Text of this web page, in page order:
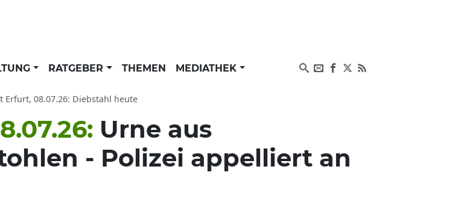
RATGEBER THEMEN MEDIATHEK
Erfurt, 08.07.26: Diebstahl heute
Urne aus
- Polizei appelliert an